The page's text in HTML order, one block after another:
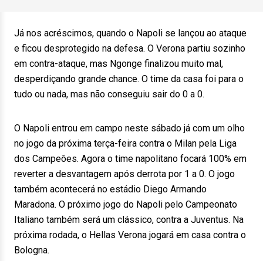
Já nos acréscimos, quando o Napoli se lançou ao ataque
e ficou desprotegido na defesa. O Verona partiu sozinho
em contra-ataque, mas Ngonge finalizou muito mal,
desperdiçando grande chance. O time da casa foi para o
tudo ou nada, mas não conseguiu sair do 0 a 0.
O Napoli entrou em campo neste sábado já com um olho
no jogo da próxima terça-feira contra o Milan pela Liga
dos Campeões. Agora o time napolitano focará 100% em
reverter a desvantagem após derrota por 1 a 0. O jogo
também acontecerá no estádio Diego Armando
Maradona. O próximo jogo do Napoli pelo Campeonato
Italiano também será um clássico, contra a Juventus. Na
próxima rodada, o Hellas Verona jogará em casa contra o
Bologna.